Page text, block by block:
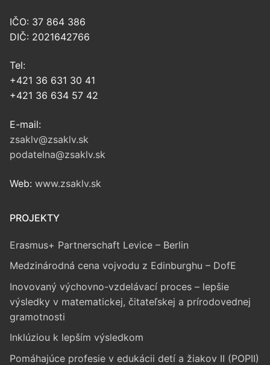
IČO: 37 864 386
DIČ: 2021642766
Tel:
+421 36 631 30 41
+421 36 634 57 42
E-mail:
zsaklv@zsaklv.sk
podatelna@zsaklv.sk
Web: www.zsaklv.sk
PROJEKTY
Erasmus+ Partnerschaft Levice – Berlin
Medzinárodná cena vojvodu z Edinburghu – DofE
Inovovaný výchovno-vzdelávací proces – lepšie
výsledky v matematickej, čitateľskej a prírodovednej
gramotnosti
Inklúziou k lepším výsledkom
Pomáhajúce profesie v edukácii detí a žiakov II (POPII)